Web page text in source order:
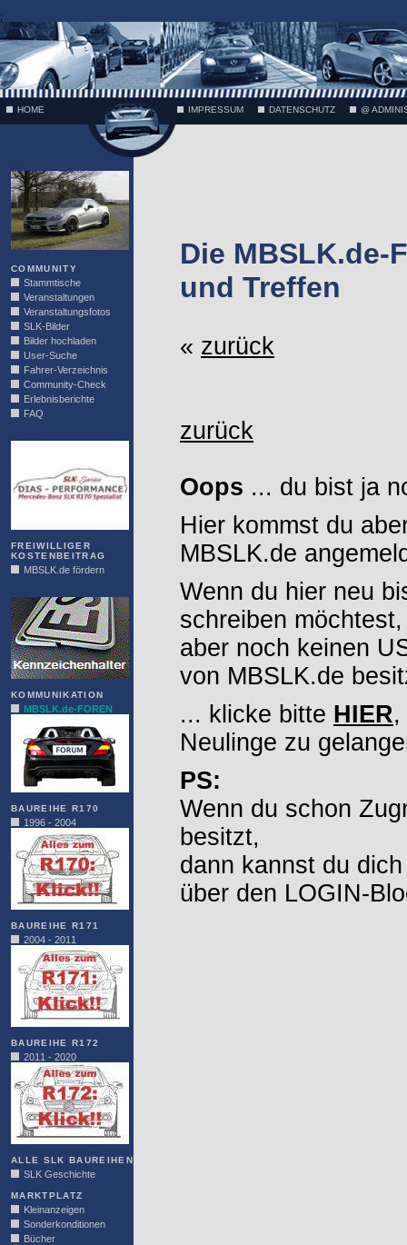
;
HOME IMPRESSUM DATENSCHUTZ @
COMMUNITY
Stammtische
Veranstaltungen
Veranstaltungsfotos
SLK-Bilder
Bilder hochladen
User-Suche
Fahrer-Verzeichnis
Community-Check
Erlebnisberichte
FAQ
FREIWILLIGER
KOSTENBEITRAG
MBSLK.de fördern
KOMMUNIKATION
MBSLK.de-FOREN
BAUREIHE R170
1996 - 2004
BAUREIHE R171
2004 - 2011
BAUREIHE R172
2011 - 2020
ALLE SLK BAUREIHEN
SLK Geschichte
MARKTPLATZ
Kleinanzeigen
Sonderkonditionen
Bücher
Die MBSLK.de-
und Treffen
« zurück
zurück
Oops ... du bist ja
Hier kommst du
MBSLK.de
Wenn du hier neu
schreiben möchtest,
aber noch keinen
von MBSLK.de
... klicke bitte HIER,
Neulinge zu
PS:
Wenn du schon
besitzt,
dann kannst du
über den LOGIN-